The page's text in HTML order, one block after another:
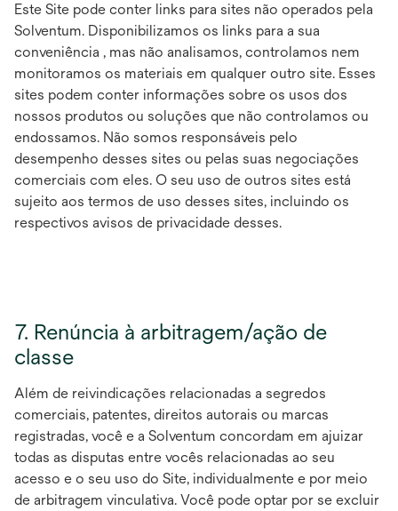
Este Site pode conter links para sites não operados pela
Solventum. Disponibilizamos os links para a sua
conveniência , mas não analisamos, controlamos nem
monitoramos os materiais em qualquer outro site. Esses
sites podem conter informações sobre os usos dos
nossos produtos ou soluções que não controlamos ou
endossamos. Não somos responsáveis pelo
desempenho desses sites ou pelas suas negociações
comerciais com eles. O seu uso de outros sites está
sujeito aos termos de uso desses sites, incluindo os
respectivos avisos de privacidade desses.
7. Renúncia à arbitragem/ação de
classe
Além de reivindicações relacionadas a segredos
comerciais, patentes, direitos autorais ou marcas
registradas, você e a Solventum concordam em ajuizar
todas as disputas entre vocês relacionadas ao seu
acesso e o seu uso do Site, individualmente e por meio
de arbitragem vinculativa. Você pode optar por se excluir